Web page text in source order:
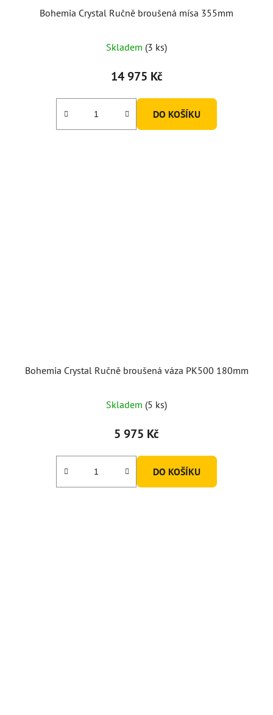
Bohemia Crystal Ručně broušená mísa 355mm
Skladem (3 ks)
14 975 Kč
DO KOŠÍKU
Bohemia Crystal Ručně broušená váza PK500 180mm
Skladem (5 ks)
5 975 Kč
DO KOŠÍKU